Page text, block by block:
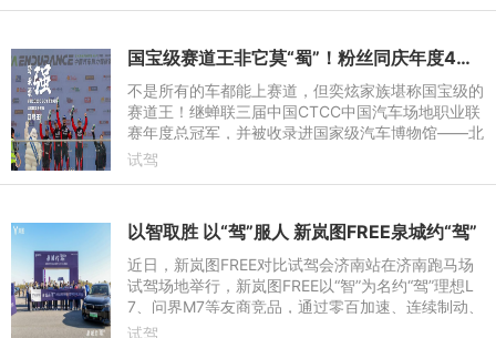
国宝级赛道王非它莫“蜀”！粉丝同庆年度4连冠荣耀时刻
不是所有的车都能上赛道，但奕炫家族堪称国宝级的
赛道王！继蝉联三届中国CTCC中国汽车场地职业联
赛年度总冠军，并被收录进国家级汽车博物馆——北
京汽车博物馆之后，近日再次斩获2023 CEC中国汽
试驾
以智取胜 以“驾”服人 新岚图FREE泉城约“驾”
近日，新岚图FREE对比试驾会济南站在济南跑马场
试驾场地举行，新岚图FREE以“智”为名约“驾”理想L
7、问界M7等友商竞品，通过零百加速、连续制动、
连续绕桩、颠簸路面、自动泊车等封闭场地试驾环节
试驾